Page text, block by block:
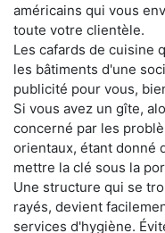
américains qui vous
toute votre clientèle.
Les cafards de cuisine
les bâtiments d'une
publicité pour vous,
Si vous avez un gîte,
concerné par les
orientaux, étant donné
mettre la clé sous la
Une structure qui se
rayés, devient
services d'hygiène.